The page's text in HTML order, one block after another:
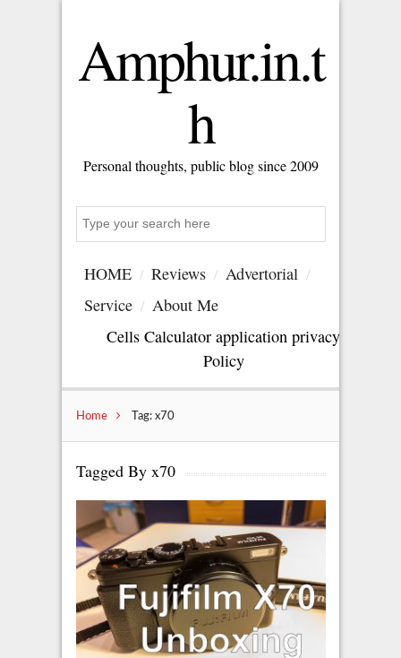
Amphur.in.t
h
Personal thoughts, public blog since 2009
HOME Reviews
Advertorial
Service
About Me
Cells Calculator application privacy
Policy
Home Tag: x70
Tagged By x70